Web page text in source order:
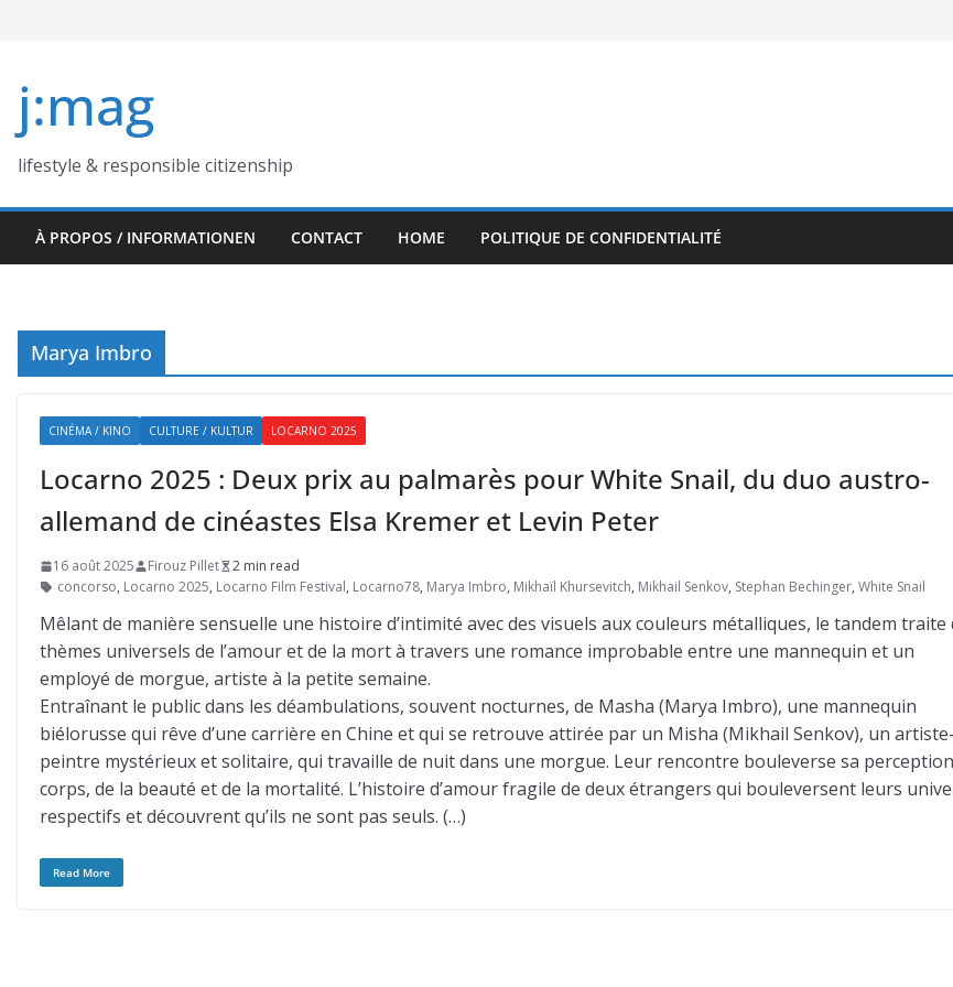
j:mag
lifestyle & responsible citizenship
À PROPOS / INFORMATIONEN CONTACT HOME POLITIQUE DE CONFIDENTIALITÉ
Marya Imbro
CINÉMA / KINO CULTURE / KULTUR LOCARNO 2025
Locarno 2025 : Deux prix au palmarès pour White Snail, du duo austro-
allemand de cinéastes Elsa Kremer et Levin Peter
16 août 2025 Firouz Pillet
2 min read
concorso, Locarno 2025, Locarno Film Festival, Locarno78, Marya Imbro, Mikhaïl Khursevitch, Mikhail Senkov, Stephan Bechinger, White Snail
Mêlant de manière sensuelle une histoire d’intimité avec des visuels aux couleurs métalliques, le tandem traite
thèmes universels de l’amour et de la mort à travers une romance improbable entre une mannequin et un
employé de morgue, artiste à la petite semaine.
Entraînant le public dans les déambulations, souvent nocturnes, de Masha (Marya Imbro), une mannequin
biélorusse qui rêve d’une carrière en Chine et qui se retrouve attirée par un Misha (Mikhail Senkov), un artiste-
peintre mystérieux et solitaire, qui travaille de nuit dans une morgue. Leur rencontre bouleverse sa
corps, de la beauté et de la mortalité. L’histoire d’amour fragile de deux étrangers qui bouleversent leurs
respectifs et découvrent qu’ils ne sont pas seuls. (…)
Read More